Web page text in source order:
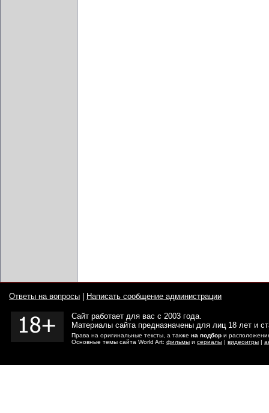
Ответы на вопросы Написать сообщение администрации
Сайт работает для вас с 2003 года.
Материалы сайта предназначены для лиц 18 лет и
Права на оригинальные тексты, а также на подбор и
Основные темы сайта World Art: фильмы и сериалы | видеоигры |